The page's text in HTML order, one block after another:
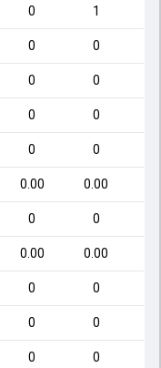
0 1
0 0
0 0
0 0
0 0
0.00 0.00
0 0
0.00 0.00
0 0
0 0
0 0